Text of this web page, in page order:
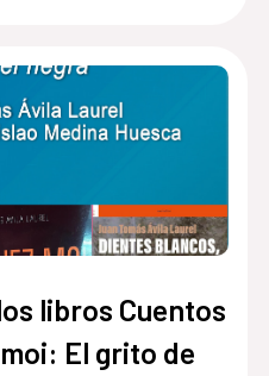
libros Cuentos
El grito de